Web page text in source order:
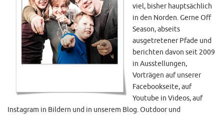
viel, bisher hauptsächlich
in den Norden. Gerne Off
Season, abseits
ausgetretener Pfade und
berichten davon seit 2009
in Ausstellungen,
Vorträgen auf unserer
Facebookseite, auf
Youtube in Videos, auf
Instagram in Bildern und in unserem Blog. Outdoor und